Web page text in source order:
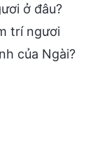
ở đâu?
trí ngươi
của Ngài?